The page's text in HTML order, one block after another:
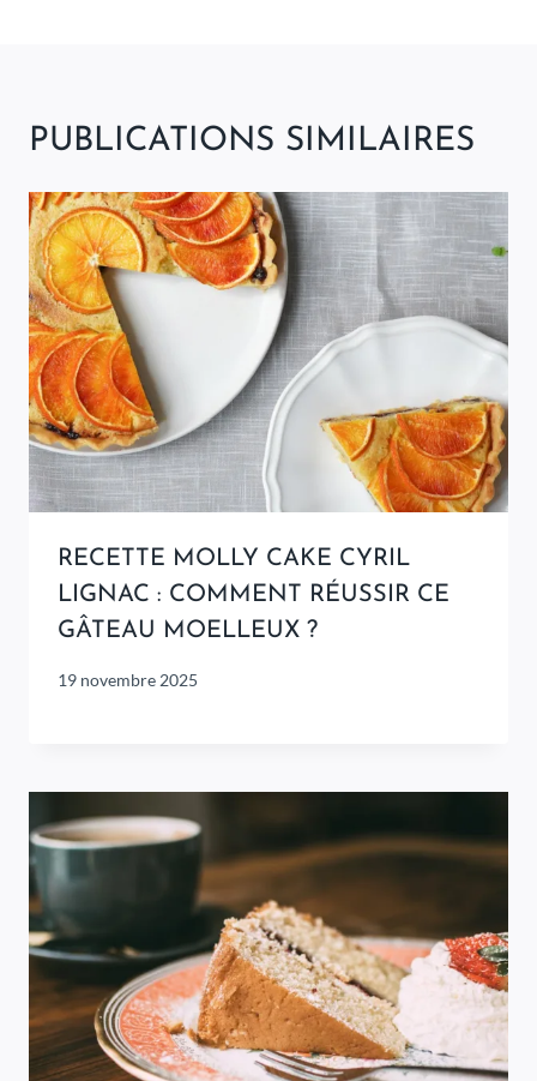
PUBLICATIONS SIMILAIRES
RECETTE MOLLY CAKE CYRIL
LIGNAC : COMMENT RÉUSSIR CE
GÂTEAU MOELLEUX ?
19 novembre 2025